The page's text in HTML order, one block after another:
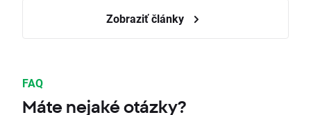
Zobraziť články
FAQ
Máte nejaké otázky?